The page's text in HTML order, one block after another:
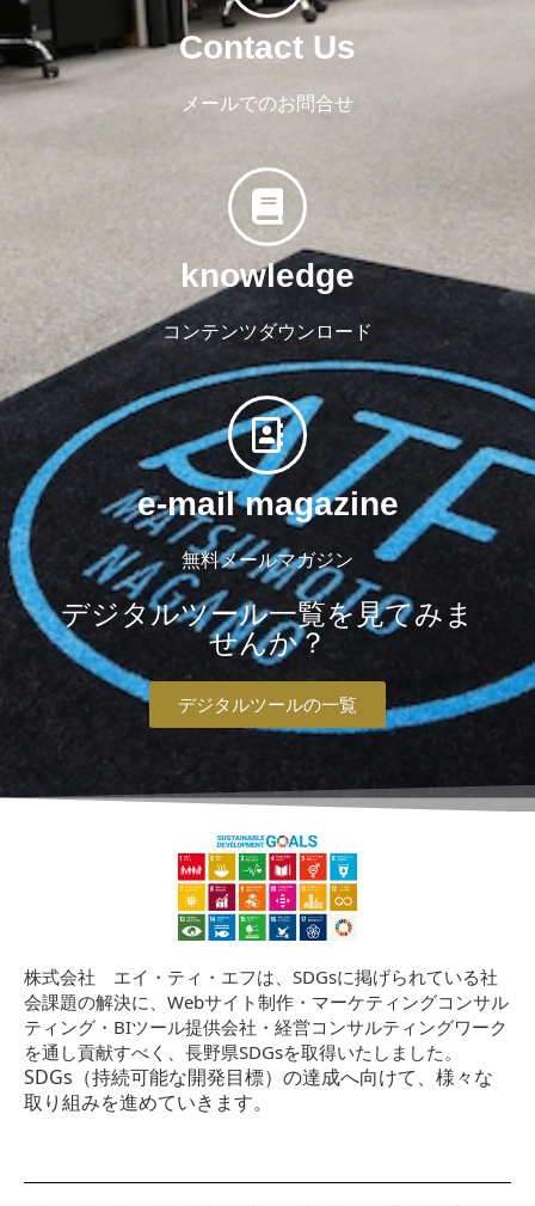
Contact Us
メールでのお問合せ
knowledge
コンテンツダウンロード
e-mail magazine
無料メールマガジン
デジタルツール一覧を見てみま
せんか？
デジタルツールの一覧
株式会社 エイ・ティ・エフは、SDGsに掲げられている社
会課題の解決に、Webサイト制作・マーケティングコンサル
ティング・BIツール提供会社・経営コンサルティングワーク
を通し貢献すべく、長野県SDGsを取得いたしました。
SDGs（持続可能な開発目標）の達成へ向けて、様々な
取り組みを進めていきます。